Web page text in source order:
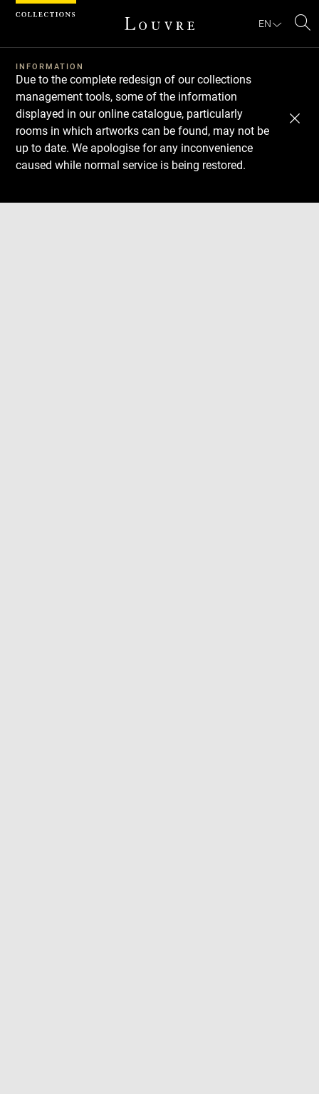
EN
INFORMATION
Due to the complete redesign of our collections
management tools, some of the information
displayed in our online catalogue, particularly
rooms in which artworks can be found, may not be
up to date. We apologise for any inconvenience
caused while normal service is being restored.
Download
Next
Previous
Cookies management panel